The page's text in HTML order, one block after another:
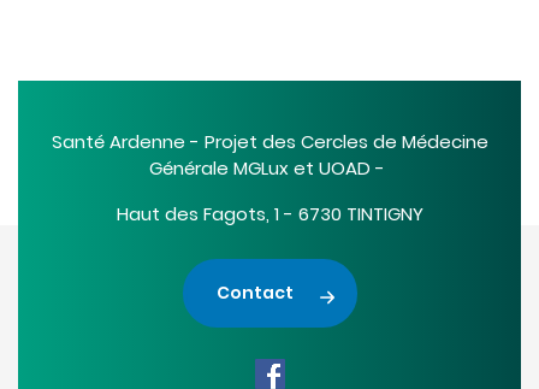
Santé Ardenne - Projet des Cercles de Médecine
Générale MGLux et UOAD -
Haut des Fagots, 1 - 6730 TINTIGNY
Contact